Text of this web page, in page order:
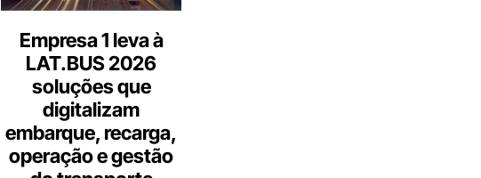
Empresa 1 leva à
LAT.BUS 2026
soluções que
digitalizam
embarque, recarga,
operação e gestão